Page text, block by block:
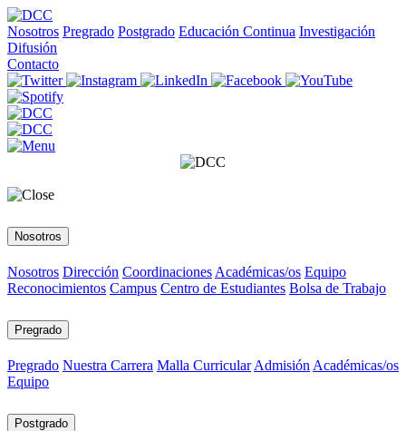
Nosotros Pregrado Postgrado Educación Continua Investigación
Difusión
Contacto
Nosotros
Nosotros Dirección Coordinaciones Académicas/os Equipo
Reconocimientos Campus Centro de Estudiantes Bolsa de Trabajo
Pregrado
Pregrado Nuestra Carrera Malla Curricular Admisión Académicas/os
Equipo
Postgrado